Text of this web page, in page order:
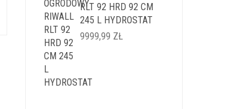
RLT 92 HRD 92 CM
245 L HYDROSTAT
9999,99 ZŁ